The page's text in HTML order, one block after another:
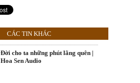
CÁC TIN KHÁC
Đời cho ta những phút lãng quên |
Hoa Sen Audio